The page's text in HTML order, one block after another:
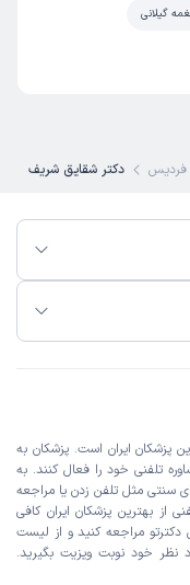
گیلانی
فردیس دکتر شقایق شریف
پزشکان ایران است. پزشکان به
تلفنی خود را فعال کنند. به
سنتی مثل تلفن زدن یا مراجعه
از بهترین پزشکان ایران کافی
دکترتو مراجعه کنید و از لیست
نظر خود نوبت ویزیت بگیرید.